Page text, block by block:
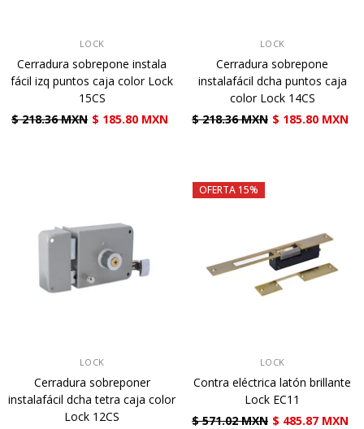
LOCK
Cerradura sobrepone instala
fácil izq puntos caja color Lock
15CS
$ 218.36 MXN $ 185.80 MXN
LOCK
Cerradura sobrepone
instalafácil dcha puntos caja
color Lock 14CS
$ 218.36 MXN $ 185.80 MXN
LOCK
Cerradura sobreponer
instalafácil dcha tetra caja color
Lock 12CS
OFERTA 15%
LOCK
Contra eléctrica latón brillante
Lock EC11
$ 571.02 MXN $ 485.87 MXN